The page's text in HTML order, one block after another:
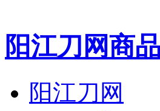
阳江刀网商
阳江刀网